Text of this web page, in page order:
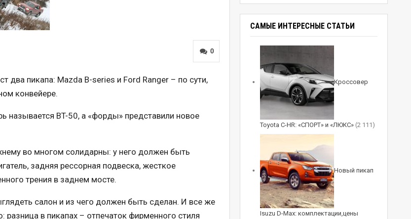
0
два пикапа: Mazda B-series и Ford Ranger – по сути,
конвейере.
называется BT-50, а «форды» представили новое
во многом солидарны: у него должен быть
задняя рессорная подвеска, жесткое
трения в заднем мосте.
салон и из чего должен быть сделан. И все же
разница в пикапах – отпечаток фирменного стиля
САМЫЕ ИНТЕРЕСНЫЕ СТАТЬИ
Кроссовер
Toyota C-HR: «СПОРТ» и «ЛЮКС» (2 111)
Новый пикап
Isuzu D-Max: комплектации,цены